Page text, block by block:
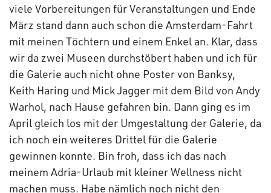
viele Vorbereitungen für Veranstaltungen und Ende
März stand dann auch schon die Amsterdam-Fahrt
mit meinen Töchtern und einem Enkel an. Klar, dass
wir da zwei Museen durchstöbert haben und ich für
die Galerie auch nicht ohne Poster von Banksy,
Keith Haring und Mick Jagger mit dem Bild von Andy
Warhol, nach Hause gefahren bin. Dann ging es im
April gleich los mit der Umgestaltung der Galerie, da
ich noch ein weiteres Drittel für die Galerie
gewinnen konnte. Bin froh, dass ich das nach
meinem Adria-Urlaub mit kleiner Wellness nicht
machen muss. Habe nämlich noch nicht den